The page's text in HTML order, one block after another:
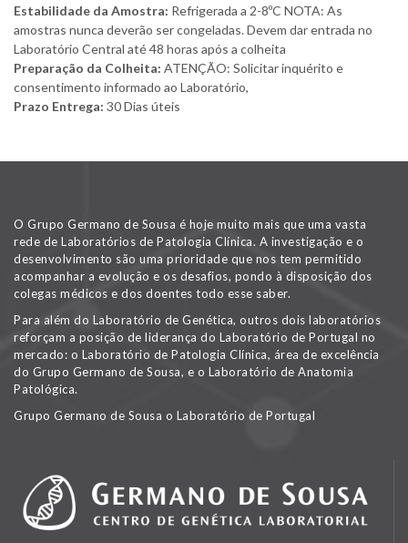
Estabilidade da Amostra: Refrigerada a 2-8ºC NOTA: As
amostras nunca deverão ser congeladas. Devem dar entrada no
Laboratório Central até 48 horas após a colheita
Preparação da Colheita: ATENÇÃO: Solicitar inquérito e
consentimento informado ao Laboratório,
Prazo Entrega: 30 Dias úteis
O Grupo Germano de Sousa é hoje muito mais que uma vasta
rede de Laboratórios de Patologia Clínica. A investigação e o
desenvolvimento são uma prioridade que nos tem permitido
acompanhar a evolução e os desafios, pondo à disposição dos
colegas médicos e dos doentes todo esse saber.
Para além do Laboratório de Genética, outros dois laboratórios
reforçam a posição de liderança do Laboratório de Portugal no
mercado: o Laboratório de Patologia Clínica, área de excelência
do Grupo Germano de Sousa, e o Laboratório de Anatomia
Patológica.
Grupo Germano de Sousa o Laboratório de Portugal